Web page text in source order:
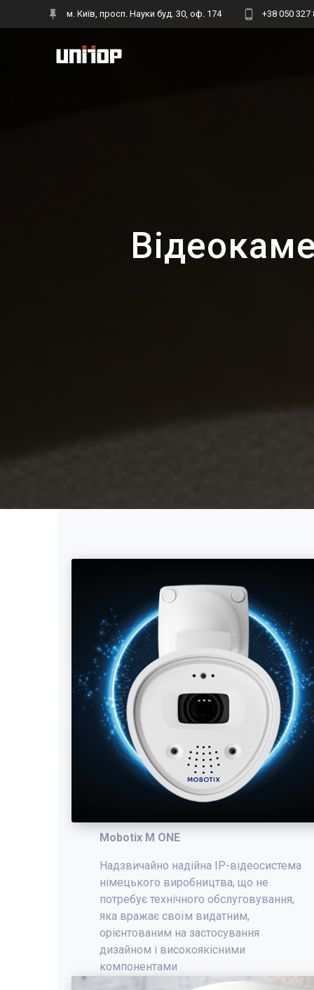
м. Київ, просп. Науки буд. 30, оф. 174 +38 050 327
Mobotix M ONE
Надзвичайно надійна IP-відеосистема
німецького виробництва, що не
потребує технічного обслуговування,
яка вражає своїм видатним,
орієнтованим на застосування
дизайном і високоякісними
компонентами